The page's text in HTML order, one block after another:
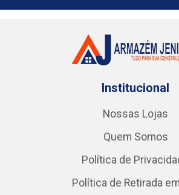
Institucional
Nossas Lojas
Quem Somos
Política de
Política de Retirada